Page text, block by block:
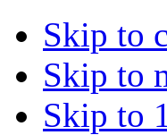
Skip to
Skip to
Skip to